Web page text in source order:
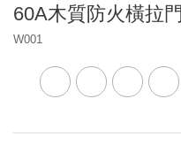
60A木質防火橫拉門
W001